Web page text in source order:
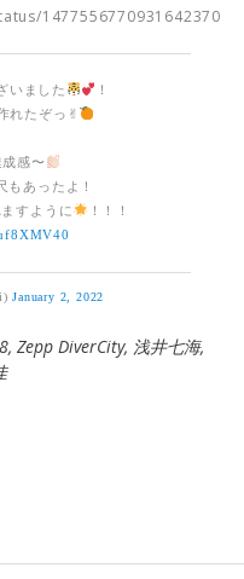
1477556770931642370
いました
！
れたぞっ︎︎︎✌︎︎︎︎
感〜
もあったよ！
すように
！！！
January 2, 2022
, Zepp DiverCity, 浅井七海,